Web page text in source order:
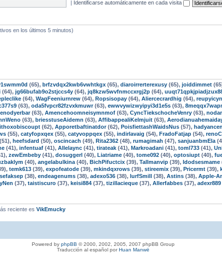
| Identificarse automáticamente en cada visita
en los últimos 5 minutos)
(65), brfzvdqx2kwb6vwhtkgx (65), diaroirrerterexusy (65), joiddimmet
(64), jg66bufab9o2stjccs4y (64), jq8kzw5wvfnmccxrgj2p (64),
(64), WagFeeniurnrew (64), Ropsisopay (64), Aliercecrardhig (64),
(63), oda5fvpcr82fzvxkmuwr(63), ewwvywizwyipyi3d1e5s (63),
(63), Amencehoomneisymnmof (63), CyncTiekschocheVenry (63),
(63), briesstuseAidemn (63), AffibappealiKelmjuit (63),
(62), Apporetbaftinatdor(62), PoisfiettashWaidsNus (57),
(55), catyfopxqex (55), catyvoppqex (55), indirlavaig (54), FradoFatjap (54),
(51), heefsdard (50), oscincach (49), Rita2362 (48), rumagimah (47), sanjuanbmEla
(41), infentuaf (41), Allelaync (41), tirateak (41), Markroadani (41), toml733 (41),
zewEmbeby (41), dosuggerl (40), Liatriame (40), tome092 (40), optosiupt (40),
(40), angelabulkina (40), BichPifuctcix (39), Tallmanvip (39), Idodsesmame
temk613 (39), expofeatode (39), mkindqxrows (39), stireemix (39), Pricermt (39),
(38), endeagenums (38), adexo536 (38), lurfSmill (38), Astins (38), Apple-
(37), taistiscuro (37), keisi884 (37), tizillacieque (37), Allerfabbes (37), adexr889
reciente es VikEmucky
Powered by phpBB © 2000, 2002, 2005, 2007 phpBB Group
Traducción al español porHuan Manwë